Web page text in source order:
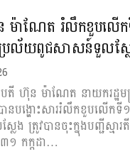
ម៉ាណែត រំលឹកខួបលើ
មប្រល័យពូជសាសន៍ទួលស្
តី ហ៊ុន ម៉ាណែត នាយករដ្ឋមន្
ានបង្ហោះសាររំលឹកខួបលើកទី
ត្រូវបានចុះក្នុងបញ្ជីស្មា
១ កក្ដដា…